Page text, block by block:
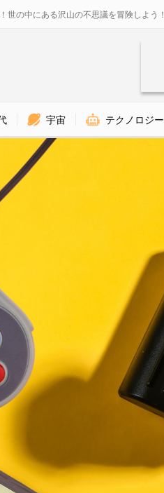
世の中にある沢山の不思議を冒険しよう！
宇宙 テクノロジー